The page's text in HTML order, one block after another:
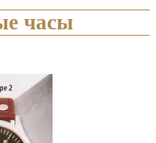
часы